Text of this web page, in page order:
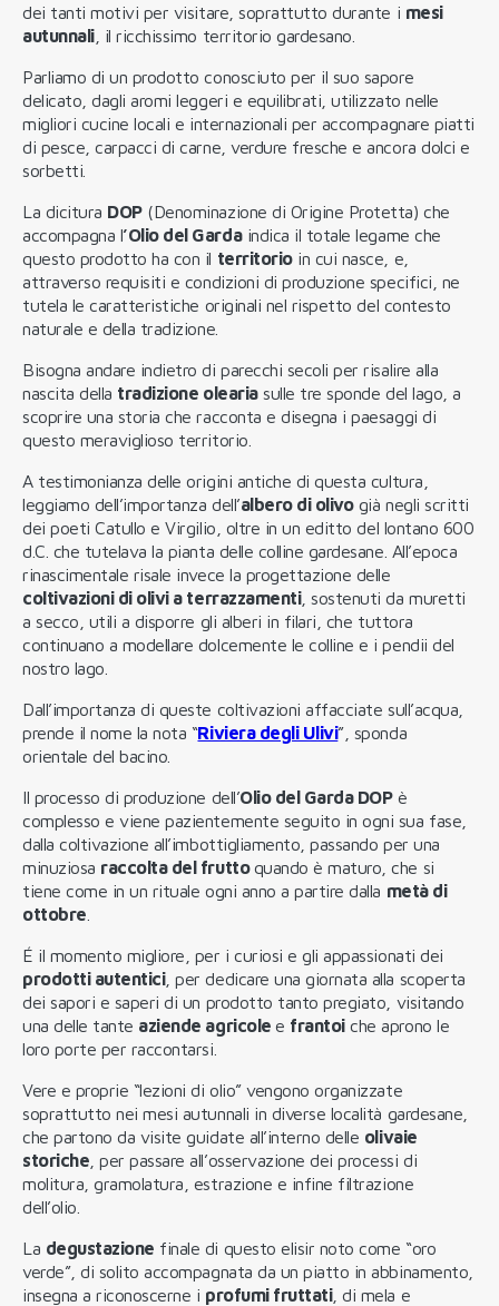
dei tanti motivi per visitare, soprattutto durante i mesi
autunnali, il ricchissimo territorio gardesano.
Parliamo di un prodotto conosciuto per il suo sapore
delicato, dagli aromi leggeri e equilibrati, utilizzato nelle
migliori cucine locali e internazionali per accompagnare piatti
di pesce, carpacci di carne, verdure fresche e ancora dolci e
sorbetti.
La dicitura DOP(Denominazione di Origine Protetta) che
accompagna l’Olio del Gardaindica il totale legame che
questo prodotto ha con il territorioin cui nasce, e,
attraverso requisiti e condizioni di produzione specifici, ne
tutela le caratteristiche originali nel rispetto del contesto
naturale e della tradizione.
Bisogna andare indietro di parecchi secoli per risalire alla
nascita della tradizione oleariasulle tre sponde del lago, a
scoprire una storia che racconta e disegna i paesaggi di
questo meraviglioso territorio.
A testimonianza delle origini antiche di questa cultura,
leggiamo dell’importanza dell’albero di olivogià negli scritti
dei poeti Catullo e Virgilio, oltre in un editto del lontano 600
d.C. che tutelava la pianta delle colline gardesane. All’epoca
rinascimentale risale invece la progettazione delle
coltivazioni di olivi a terrazzamenti, sostenuti da muretti
a secco, utili a disporre gli alberi in filari, che tuttora
continuano a modellare dolcemente le colline e i pendii del
nostro lago.
Dall’importanza di queste coltivazioni affacciate sull’acqua,
prende il nome la nota “Riviera degli Ulivi”, sponda
orientale del bacino.
Il processo di produzione dell’Olio del Garda DOPè
complesso e viene pazientemente seguito in ogni sua fase,
dalla coltivazione all’imbottigliamento, passando per una
minuziosa raccolta del fruttoquando è maturo, che si
tiene come in un rituale ogni anno a partire dalla metà di
ottobre
É il momento migliore, per i curiosi e gli appassionati dei
prodotti autentici, per dedicare una giornata alla scoperta
dei sapori e saperi di un prodotto tanto pregiato, visitando
una delle tante aziende agricolee frantoiche aprono le
loro porte per raccontarsi.
Vere e proprie “lezioni di olio” vengono organizzate
soprattutto nei mesi autunnali in diverse località gardesane,
che partono da visite guidate all’interno delle olivaie
storiche , per passare all’osservazione dei processi di
molitura, gramolatura, estrazione e infine filtrazione
dell’olio.
La degustazione finale di questo elisir noto come “oro
verde”, di solito accompagnata da un piatto in abbinamento,
insegna a riconoscerne i profumi fruttati, di mela e